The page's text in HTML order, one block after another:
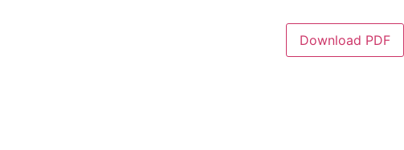
Download PDF